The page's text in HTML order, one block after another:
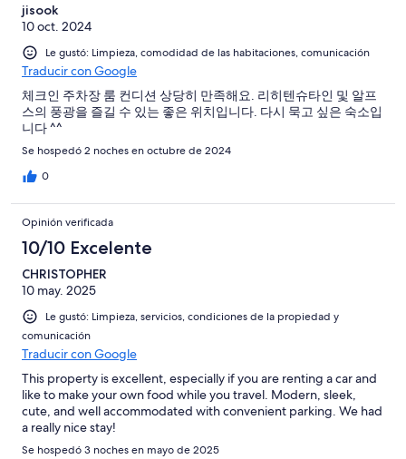
jisook
10 oct. 2024
Le gustó: Limpieza, comodidad de las habitaciones, comunicación
Traducir con Google
체크인 주차장 룸 컨디션 상당히 만족해요. 리히텐슈타인 및 알프
스의 풍광을 즐길 수 있는 좋은 위치입니다. 다시 묵고 싶은 숙소입
니다 ^^
Se hospedó 2 noches en octubre de 2024
0
Opinión verificada
10/10 Excelente
CHRISTOPHER
10 may. 2025
Le gustó: Limpieza, servicios, condiciones de la propiedad y
comunicación
Traducir con Google
This property is excellent, especially if you are renting a car and
like to make your own food while you travel. Modern, sleek,
cute, and well accommodated with convenient parking. We had
a really nice stay!
Se hospedó 3 noches en mayo de 2025